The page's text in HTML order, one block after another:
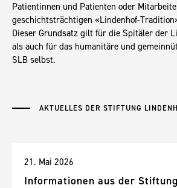
Patientinnen und Patienten oder
geschichtsträchtigen «Lindenhof-
Dieser Grundsatz gilt für die Spitäler der
als auch für das humanitäre und
SLB selbst.
AKTUELLES DER STIFTUNG
21. Mai 2026
Informationen aus der